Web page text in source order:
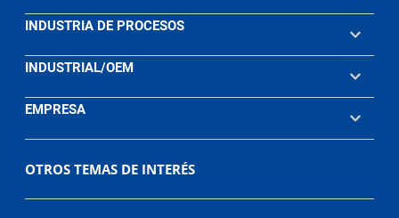
INDUSTRIA DE PROCESOS
INDUSTRIAL/OEM
EMPRESA
OTROS TEMAS DE INTERÉS